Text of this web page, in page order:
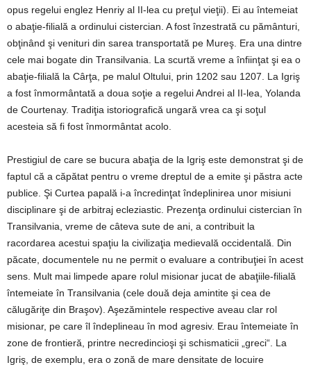
opus regelui englez Henriy al II-lea cu preţul vieţii). Ei au întemeiat
o abaţie-filială a ordinului cistercian. A fost înzestrată cu pământuri,
obţinând şi venituri din sarea transportată pe Mureş. Era una dintre
cele mai bogate din Transilvania. La scurtă vreme a înfiinţat şi ea o
abaţie-filială la Cârţa, pe malul Oltului, prin 1202 sau 1207. La Igriş
a fost înmormântată a doua soţie a regelui Andrei al II-lea, Yolanda
de Courtenay. Tradiţia istoriografică ungară vrea ca şi soţul
acesteia să fi fost înmormântat acolo.
Prestigiul de care se bucura abaţia de la Igriş este demonstrat şi de
faptul că a căpătat pentru o vreme dreptul de a emite şi păstra acte
publice. Şi Curtea papală i-a încredinţat îndeplinirea unor misiuni
disciplinare şi de arbitraj ecleziastic. Prezenţa ordinului cistercian în
Transilvania, vreme de câteva sute de ani, a contribuit la
racordarea acestui spaţiu la civilizaţia medievală occidentală. Din
păcate, documentele nu ne permit o evaluare a contribuţiei în acest
sens. Mult mai limpede apare rolul misionar jucat de abaţiile-filială
întemeiate în Transilvania (cele două deja amintite şi cea de
călugăriţe din Braşov). Aşezămintele respective aveau clar rol
misionar, pe care îl îndeplineau în mod agresiv. Erau întemeiate în
zone de frontieră, printre necredincioşi şi schismaticii „greci“. La
Igriş, de exemplu, era o zonă de mare densitate de locuire